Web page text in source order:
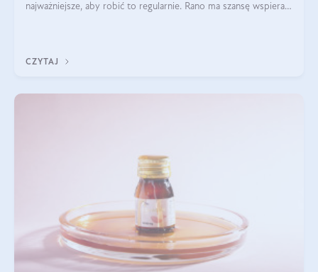
najważniejsze, aby robić to regularnie. Rano ma szansę wspierać
CZYTAJ